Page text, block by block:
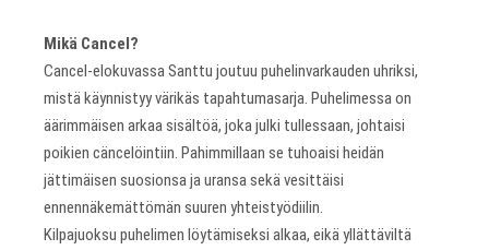
Mikä Cancel?
Cancel-elokuvassa Santtu joutuu puhelinvarkauden uhriksi,
mistä käynnistyy värikäs tapahtumasarja. Puhelimessa on
äärimmäisen arkaa sisältöä, joka julki tullessaan, johtaisi
poikien cäncelöintiin. Pahimmillaan se tuhoaisi heidän
jättimäisen suosionsa ja uransa sekä vesittäisi
ennennäkemättömän suuren yhteistyödiilin.
Kilpajuoksu puhelimen löytämiseksi alkaa, eikä yllättäviltä